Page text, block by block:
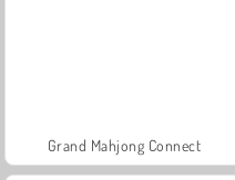
Grand Mahjong Connect